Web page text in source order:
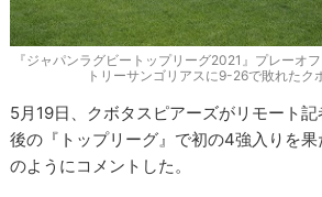
『ジャパンラグビートップリーグ2021』プレーオ
トリーサンゴリアスに9-26で敗れたク
5月19日、クボタスピアーズがリモート
後の『トップリーグ』で初の4強入りを
のようにコメントした。